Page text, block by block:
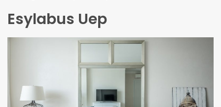
Esylabus Uep